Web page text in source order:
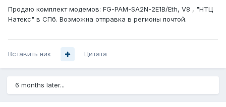
Продаю комплект модемов: FG-PAM-SA2N-2E1B/Eth, V8 , "НТЦ
Натекс" в СПб. Возможна отправка в регионы почтой.
Вставить ник Цитата
6 months later...